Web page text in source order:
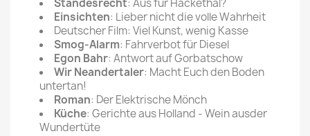
Standesrecht: Aus für Hackethal?
Einsichten: Lieber nicht die volle Wahrheit
Deutscher Film: Viel Kunst, wenig Kasse
Smog-Alarm: Fahrverbot für Diesel
Egon Bahr: Antwort auf Gorbatschow
Wir Neandertaler: Macht Euch den Boden
untertan!
Roman: Der Elektrische Mönch
Küche: Gerichte aus Holland - Wein ausder
Wundertüte